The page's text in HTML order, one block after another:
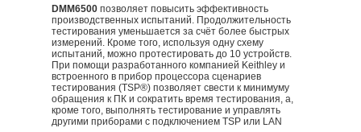
DMM6500 позволяет повысить эффективность
производственных испытаний. Продолжительность
тестирования уменьшается за счёт более быстрых
измерений. Кроме того, используя одну схему
испытаний, можно протестировать до 10 устройств.
При помощи разработанного компанией Keithley и
встроенного в прибор процессора сценариев
тестирования (TSP®) позволяет свести к минимуму
обращения к ПК и сократить время тестирования, а,
кроме того, выполнять тестирование и управлять
другими приборами с подключением TSP или LAN